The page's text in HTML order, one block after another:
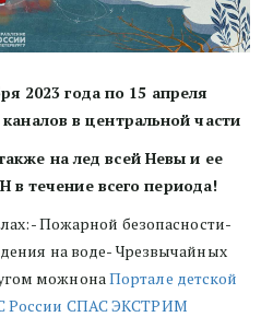
2023 года по 15 апреля
в центральной части
на лед всей Невы и ее
течение всего периода!
Пожарной безопасности-
на воде- Чрезвычайных
можнонаПортале детской
России СПАС ЭКСТРИМ